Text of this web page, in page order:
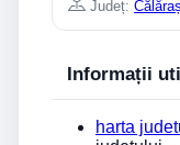
Județ:
Informații
harta